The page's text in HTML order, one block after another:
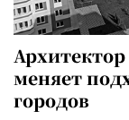
меняет
городов